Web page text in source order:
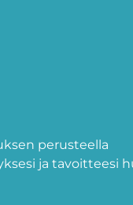
perusteella
ja tavoitteesi